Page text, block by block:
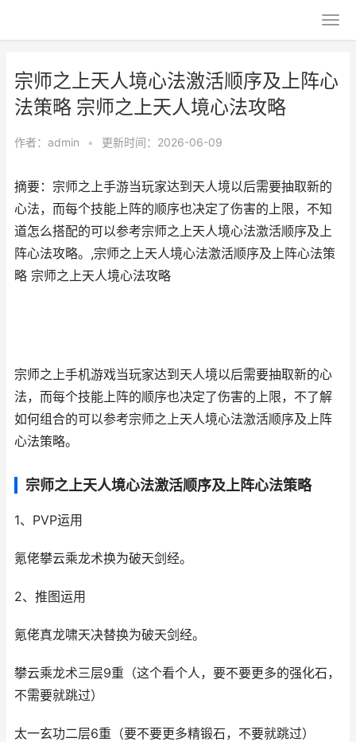
宗师之上天人境心法激活顺序及上阵心
法策略 宗师之上天人境心法攻略
作者： admin • 更新时间：2026-06-09
摘要：宗师之上手游当玩家达到天人境以后需要抽取新的
心法，而每个技能上阵的顺序也决定了伤害的上限，不知
道怎么搭配的可以参考宗师之上天人境心法激活顺序及上
阵心法攻略。,宗师之上天人境心法激活顺序及上阵心法策
略 宗师之上天人境心法攻略
宗师之上手机游戏当玩家达到天人境以后需要抽取新的心
法，而每个技能上阵的顺序也决定了伤害的上限，不了解
如何组合的可以参考宗师之上天人境心法激活顺序及上阵
心法策略。
宗师之上天人境心法激活顺序及上阵心法策略
1、PVP运用
氪佬攀云乘龙术换为破天剑经。
2、推图运用
氪佬真龙啸天决替换为破天剑经。
攀云乘龙术三层9重（这个看个人，要不要更多的强化石，
不需要就跳过）
太一玄功二层6重（要不要更多精锻石，不要就跳过）